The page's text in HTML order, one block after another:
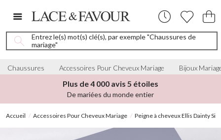
Entrez le(s) mot(s) clé(s), par exemple "Chaussures de
mariage"
Chaussures Accessoires Pour Cheveux Mariage Bijoux
Plus de 4 000 avis 5 étoiles
De mariées du monde entier
Accueil Accessoires Pour Cheveux Mariage Peigne à cheveux Ellis Dainty